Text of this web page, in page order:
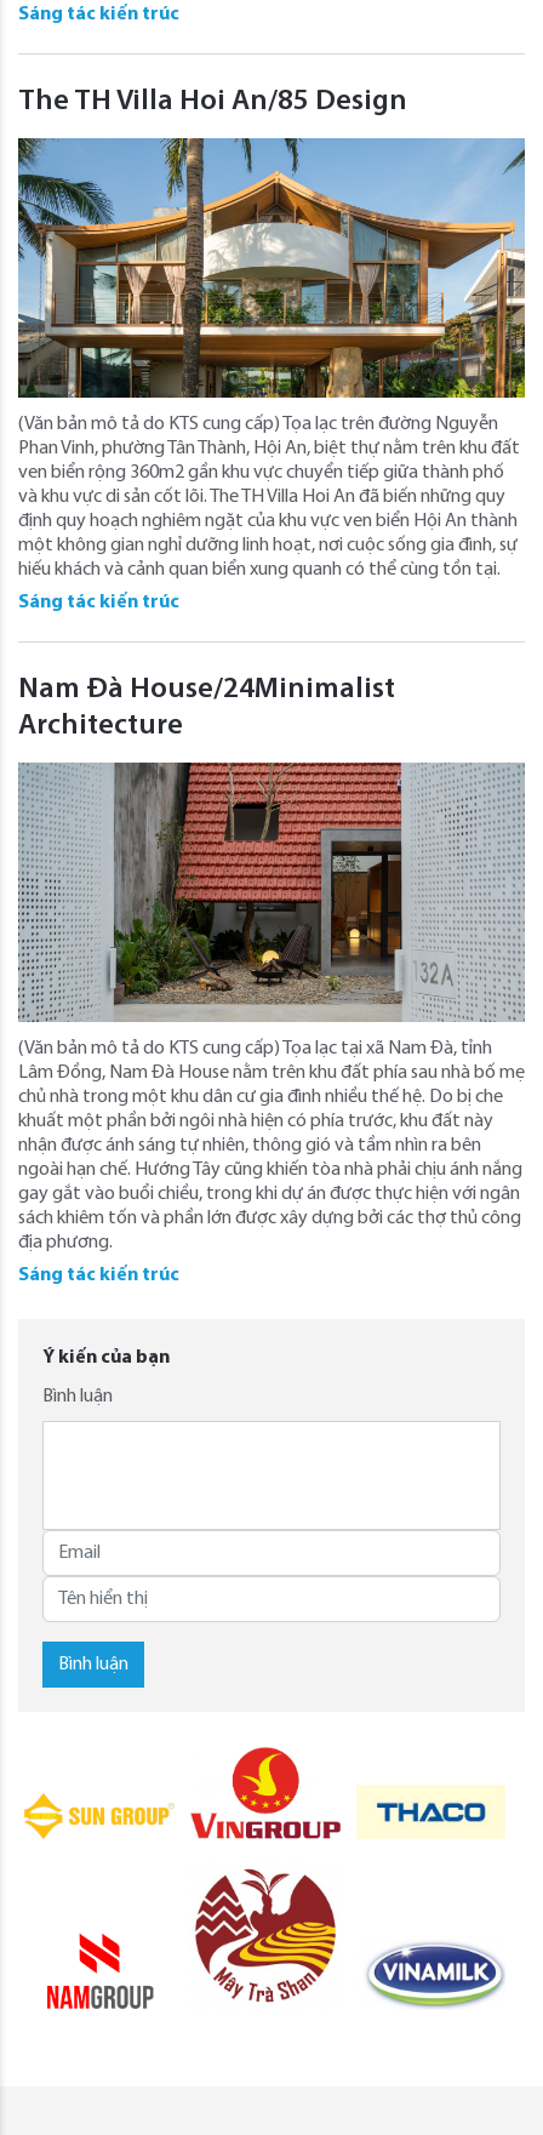
Sáng tác kiến trúc
The TH Villa Hoi An/85 Design
(Văn bản mô tả do KTS cung cấp) Tọa lạc trên đường Nguyễn
Phan Vinh, phường Tân Thành, Hội An, biệt thự nằm trên khu đất
ven biển rộng 360m2 gần khu vực chuyển tiếp giữa thành phố
và khu vực di sản cốt lõi. The TH Villa Hoi An đã biến những quy
định quy hoạch nghiêm ngặt của khu vực ven biển Hội An thành
một không gian nghỉ dưỡng linh hoạt, nơi cuộc sống gia đình, sự
hiếu khách và cảnh quan biển xung quanh có thể cùng tồn tại.
Sáng tác kiến trúc
Nam Đà House/24Minimalist
Architecture
(Văn bản mô tả do KTS cung cấp) Tọa lạc tại xã Nam Đà, tỉnh
Lâm Đồng, Nam Đà House nằm trên khu đất phía sau nhà bố mẹ
chủ nhà trong một khu dân cư gia đình nhiều thế hệ. Do bị che
khuất một phần bởi ngôi nhà hiện có phía trước, khu đất này
nhận được ánh sáng tự nhiên, thông gió và tầm nhìn ra bên
ngoài hạn chế. Hướng Tây cũng khiến tòa nhà phải chịu ánh nắng
gay gắt vào buổi chiều, trong khi dự án được thực hiện với ngân
sách khiêm tốn và phần lớn được xây dựng bởi các thợ thủ công
địa phương.
Sáng tác kiến trúc
Ý kiến của bạn
Bình luận
Bình luận